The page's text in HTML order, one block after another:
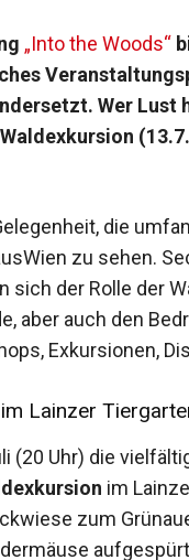
„Into the Woods“
Wer Lust
die
zu sehen.
der Rolle der
aber auch den
Exkursionen,
Lainzer
(20 Uhr) die
im
zum